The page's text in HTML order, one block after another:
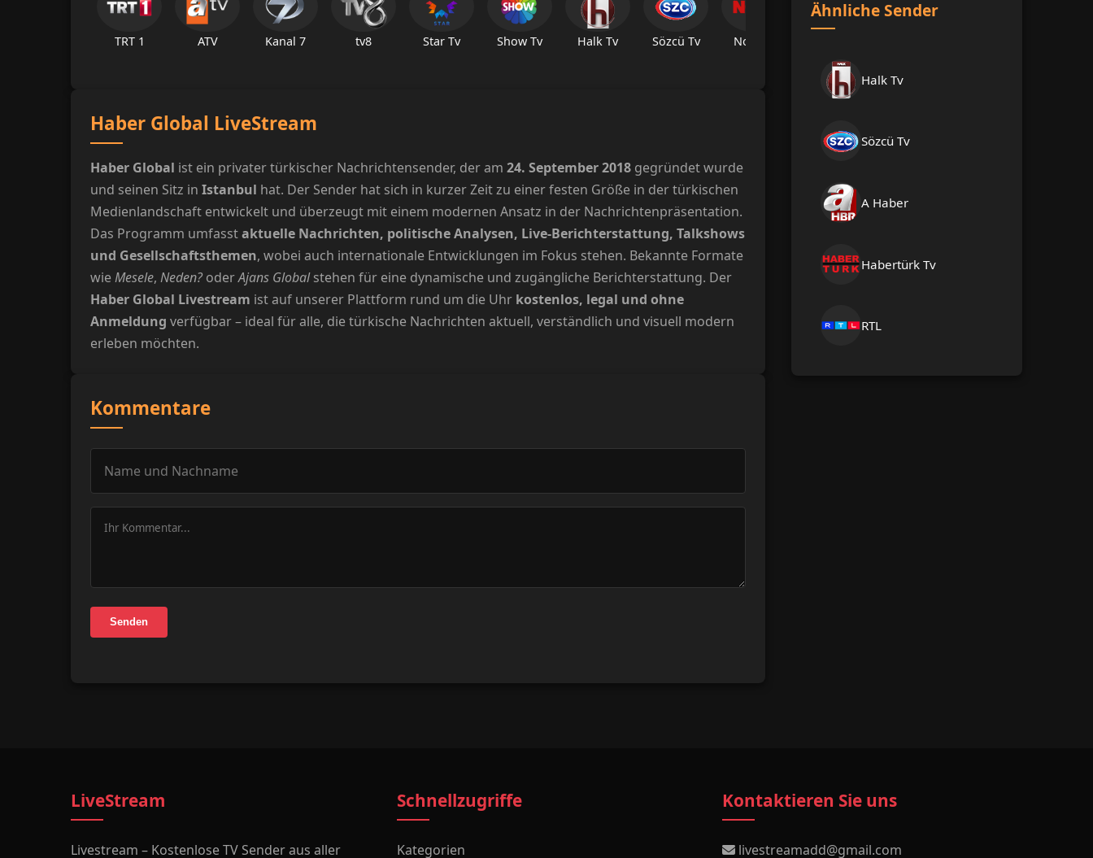
TRT 1 ATV Kanal 7 tv8 Star Tv Show Tv Halk Tv Sözcü Tv Now Tv
Haber Global LiveStream
Haber Global ist ein privater türkischer Nachrichtensender, der am 24. September 2018 gegründet wurde
und seinen Sitz in Istanbul hat. Der Sender hat sich in kurzer Zeit zu einer festen Größe in der türkischen
Medienlandschaft entwickelt und überzeugt mit einem modernen Ansatz in der Nachrichtenpräsentation.
Das Programm umfasstaktuelle Nachrichten, politische Analysen, Live-Berichterstattung, Talkshows
und Gesellschaftsthemen, wobei auch internationale Entwicklungen im Fokus stehen. Bekannte Formate
wieMesele, Neden?oderAjans Globalstehen für eine dynamische und zugängliche Berichterstattung. Der
Haber Global Livestream ist auf unserer Plattform rund um die Uhr kostenlos, legal und ohne
Anmeldung verfügbar – ideal für alle, die türkische Nachrichten aktuell, verständlich und visuell modern
erleben möchten.
Kommentare
Senden
Ähnliche Sender
Halk Tv
Sözcü Tv
A Haber
Habertürk Tv
RTL
LiveStream
Livestream – Kostenlose TV Sender aus aller
Schnellzugriffe
Kategorien
Kontaktieren Sie uns
livestreamadd@gmail.com